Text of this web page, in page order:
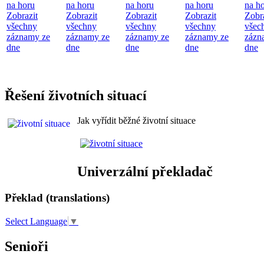
na horu
Zobrazit
všechny
záznamy ze
dne
na horu
Zobrazit
všechny
záznamy ze
dne
na horu
Zobrazit
všechny
záznamy ze
dne
na horu
Zobrazit
všechny
záznamy ze
dne
na
dne
Řešení životních situací
Jak vyřídit běžné životní situace
Univerzální překladač
Překlad (translations)
Select Language ▼
Senioři